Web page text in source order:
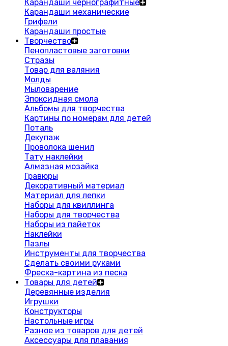
Карандаши чернографитные
Карандаши механические
Грифели
Карандаши простые
Творчество
Пенопластовые заготовки
Стразы
Товар для валяния
Молды
Мыловарение
Эпоксидная смола
Альбомы для творчества
Картины по номерам для детей
Поталь
Декупаж
Проволока шенил
Тату наклейки
Алмазная мозайка
Гравюры
Декоративный материал
Материал для лепки
Наборы для квиллинга
Наборы для творчества
Наборы из пайеток
Наклейки
Пазлы
Инструменты для творчества
Сделать своими руками
Фреска-картина из песка
Товары для детей
Деревянные изделия
Игрушки
Конструкторы
Настольные игры
Разное из товаров для детей
Аксессуары для плавания